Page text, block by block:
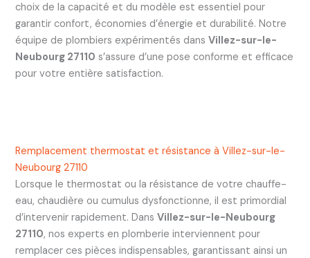
choix de la capacité et du modèle est essentiel pour
garantir confort, économies d’énergie et durabilité. Notre
équipe de plombiers expérimentés dans Villez-sur-le-
Neubourg 27110 s’assure d’une pose conforme et efficace
pour votre entière satisfaction.
Remplacement thermostat et résistance à Villez-sur-le-
Neubourg 27110
Lorsque le thermostat ou la résistance de votre chauffe-
eau, chaudière ou cumulus dysfonctionne, il est primordial
d’intervenir rapidement. Dans Villez-sur-le-Neubourg
27110, nos experts en plomberie interviennent pour
remplacer ces pièces indispensables, garantissant ainsi un